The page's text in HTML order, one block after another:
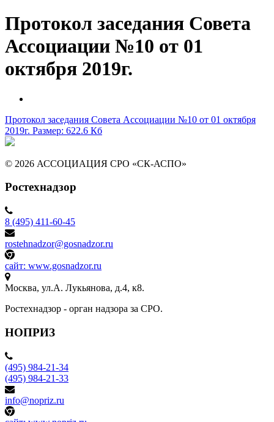
Протокол заседания Совета
Ассоциации №10 от 01
октября 2019г.
Протокол заседания Совета Ассоциации №10 от 01 октября
2019г. Размер: 622.6 Кб
© 2026 АССОЦИАЦИЯ СРО «СК-АСПО»
Ростехнадзор
8 (495) 411-60-45
rostehnadzor@gosnadzor.ru
сайт: www.gosnadzor.ru
Москва, ул.А. Лукьянова, д.4, к8.
Ростехнадзор - орган надзора за СРО.
НОПРИЗ
(495) 984-21-34
(495) 984-21-33
info@nopriz.ru